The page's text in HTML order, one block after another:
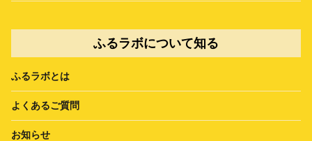
ふるラボについて知る
ふるラボとは
よくあるご質問
お知らせ